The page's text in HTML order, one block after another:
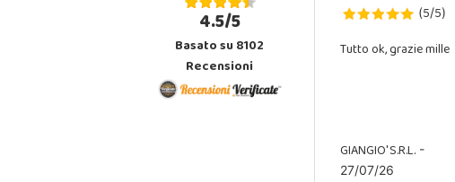
4.5/5
Basato su 8102
Recensioni
(5/5)
Tutto ok, grazie mille
GIANGIO' S.R.L.-
27/07/26